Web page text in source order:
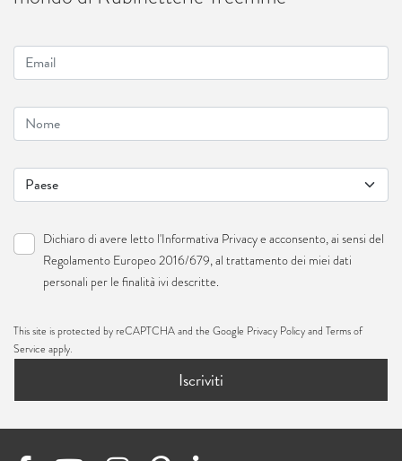
Dichiaro di avere letto l'Informativa Privacye acconsento, ai sensi del
Regolamento Europeo 2016/679, al trattamento dei miei dati
personali per le finalità ivi descritte.
This site is protected by reCAPTCHA and the Google Privacy Policyand Terms of
Service apply.
Iscriviti